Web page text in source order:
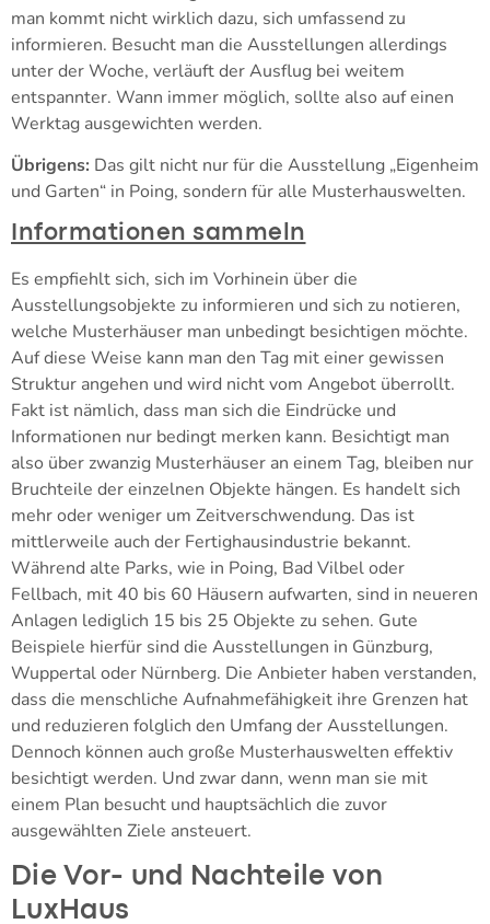
man kommt nicht wirklich dazu, sich umfassend zu
informieren. Besucht man die Ausstellungen allerdings
unter der Woche, verläuft der Ausflug bei weitem
entspannter. Wann immer möglich, sollte also auf einen
Werktag ausgewichten werden.
Übrigens: Das gilt nicht nur für die Ausstellung „Eigenheim
und Garten“ in Poing, sondern für alle Musterhauswelten.
Informationen sammeln
Es empfiehlt sich, sich im Vorhinein über die
Ausstellungsobjekte zu informieren und sich zu notieren,
welche Musterhäuser man unbedingt besichtigen möchte.
Auf diese Weise kann man den Tag mit einer gewissen
Struktur angehen und wird nicht vom Angebot überrollt.
Fakt ist nämlich, dass man sich die Eindrücke und
Informationen nur bedingt merken kann. Besichtigt man
also über zwanzig Musterhäuser an einem Tag, bleiben nur
Bruchteile der einzelnen Objekte hängen. Es handelt sich
mehr oder weniger um Zeitverschwendung. Das ist
mittlerweile auch der Fertighausindustrie bekannt.
Während alte Parks, wie in Poing, Bad Vilbel oder
Fellbach, mit 40 bis 60 Häusern aufwarten, sind in neueren
Anlagen lediglich 15 bis 25 Objekte zu sehen. Gute
Beispiele hierfür sind die Ausstellungen in Günzburg,
Wuppertal oder Nürnberg. Die Anbieter haben verstanden,
dass die menschliche Aufnahmefähigkeit ihre Grenzen hat
und reduzieren folglich den Umfang der Ausstellungen.
Dennoch können auch große Musterhauswelten effektiv
besichtigt werden. Und zwar dann, wenn man sie mit
einem Plan besucht und hauptsächlich die zuvor
ausgewählten Ziele ansteuert.
Die Vor- und Nachteile von
LuxHaus